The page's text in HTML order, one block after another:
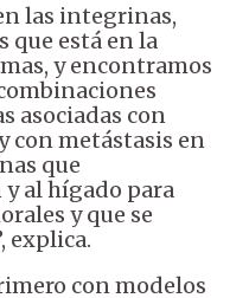
las integrinas,
que está en la
y encontramos
asociadas con
con metástasis en
que
al hígado para
y que se
explica.
con modelos